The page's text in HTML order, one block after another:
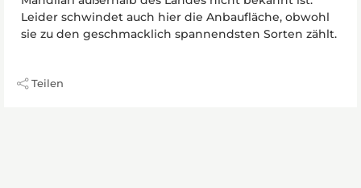
Leider schwindet auch hier die Anbaufläche, obwohl
sie zu den geschmacklich spannendsten Sorten zählt.
Teilen